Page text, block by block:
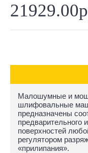
Малошумные и
шлифовальные
предназначены
предварительного
поверхностей
регулятором
«прилипания».